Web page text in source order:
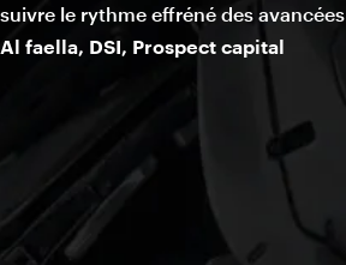
suivre le rythme effréné des
Al faella, DSI, Prospect capital